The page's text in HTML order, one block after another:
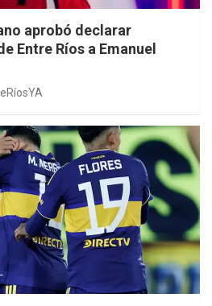
aprobó declarar
Entre Ríos a Emanuel